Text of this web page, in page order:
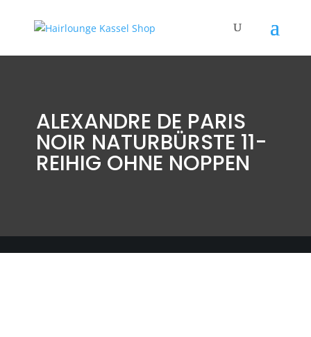
ALEXANDRE DE PARIS
NOIR NATURBÜRSTE 11-
REIHIG OHNE NOPPEN